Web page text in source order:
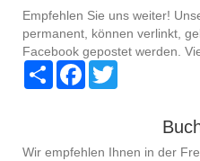
Empfehlen Sie uns weiter!
permanent, können verlinkt,
Facebook gepostet werden.
S
F
o
r
Wir empfehlen Ihnen in der